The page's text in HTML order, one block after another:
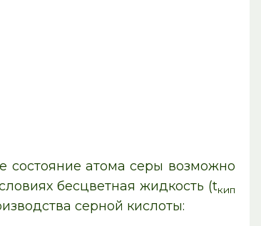
состояние атома серы возможно
бесцветная жидкость (tкип
серной кислоты: